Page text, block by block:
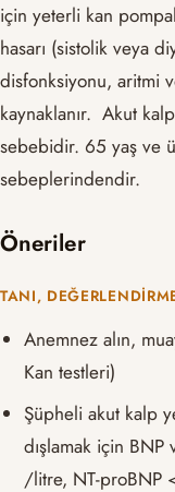
için yeterli kan
hasarı (sistolik veya
disfonksiyonu, aritmi
kaynaklanır. Akut
sebebidir. 65 yaş ve
sebeplerindendir.
Öneriler
TANI,
Anemnez alın,
Kan testleri)
Şüpheli akut kalp
dışlamak için
/litre, NT-proBNP